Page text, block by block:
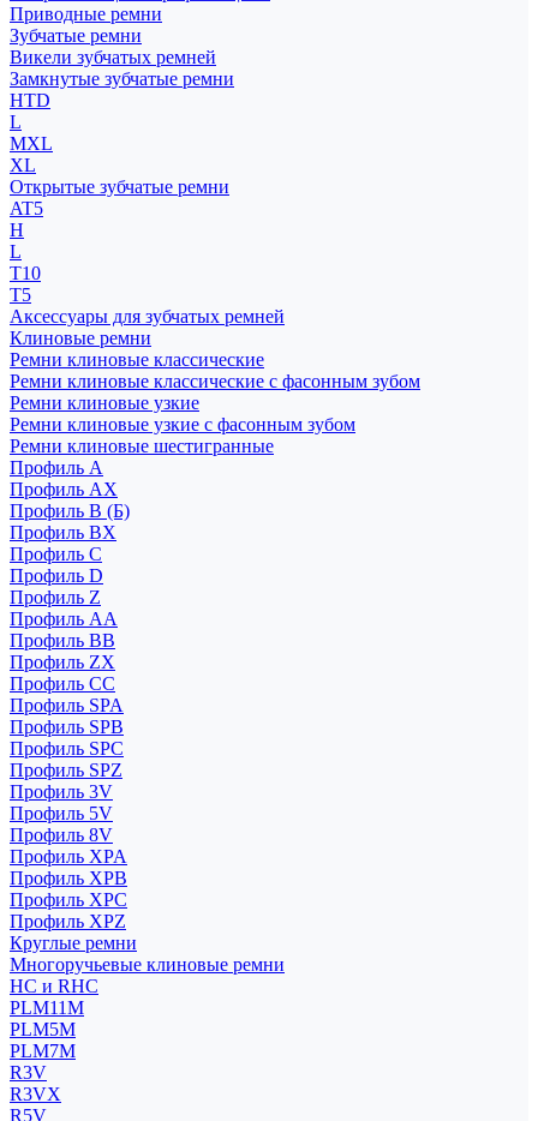
Приводные ремни
Зубчатые ремни
Викели зубчатых ремней
Замкнутые зубчатые ремни
HTD
L
MXL
XL
Открытые зубчатые ремни
AT5
H
L
T10
T5
Аксессуары для зубчатых ремней
Клиновые ремни
Ремни клиновые классические
Ремни клиновые классические с фасонным зубом
Ремни клиновые узкие
Ремни клиновые узкие с фасонным зубом
Ремни клиновые шестигранные
Профиль A
Профиль AX
Профиль B (Б)
Профиль BX
Профиль C
Профиль D
Профиль Z
Профиль АА
Профиль BB
Профиль ZX
Профиль CC
Профиль SPA
Профиль SPB
Профиль SPC
Профиль SPZ
Профиль 3V
Профиль 5V
Профиль 8V
Профиль XPA
Профиль XPB
Профиль XPC
Профиль XPZ
Круглые ремни
Многоручьевые клиновые ремни
HC и RHC
PLM11M
PLM5M
PLM7M
R3V
R3VX
R5V